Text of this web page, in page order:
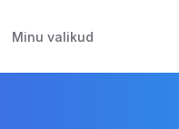
Minu valikud